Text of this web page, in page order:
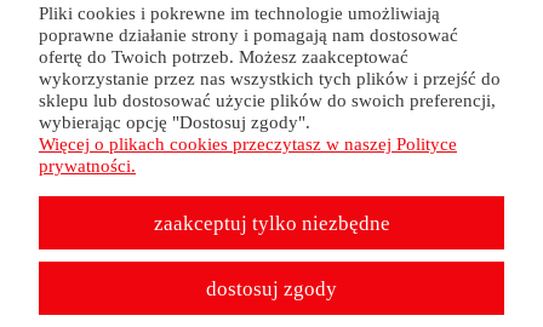
zapisz się
ZAKUPY
POMOC
MOJE KONTO
INFORMACJE
Pliki cookies i pokrewne im technologie umożliwiają
poprawne działanie strony i pomagają nam dostosować
ofertę do Twoich potrzeb. Możesz zaakceptować
wykorzystanie przez nas wszystkich tych plików i przejść do
sklepu lub dostosować użycie plików do swoich preferencji,
wybierając opcję "Dostosuj zgody".
Więcej o plikach cookies przeczytasz w naszej Polityce
prywatności.
zaakceptuj tylko niezbędne
dostosuj zgody